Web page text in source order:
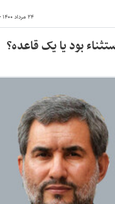
۲۴ مرداد ۱۴۰۰ - ۰۷:۳۳
بود یا یک قاعده؟